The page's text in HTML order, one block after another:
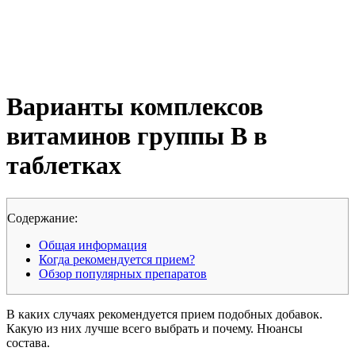
Варианты комплексов
витаминов группы В в
таблетках
Cодержание:
Общая информация
Когда рекомендуется прием?
Обзор популярных препаратов
В каких случаях рекомендуется прием подобных добавок.
Какую из них лучше всего выбрать и почему. Нюансы
состава.